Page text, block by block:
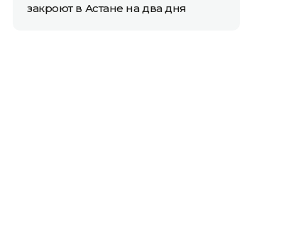
закроют в Астане на два дня